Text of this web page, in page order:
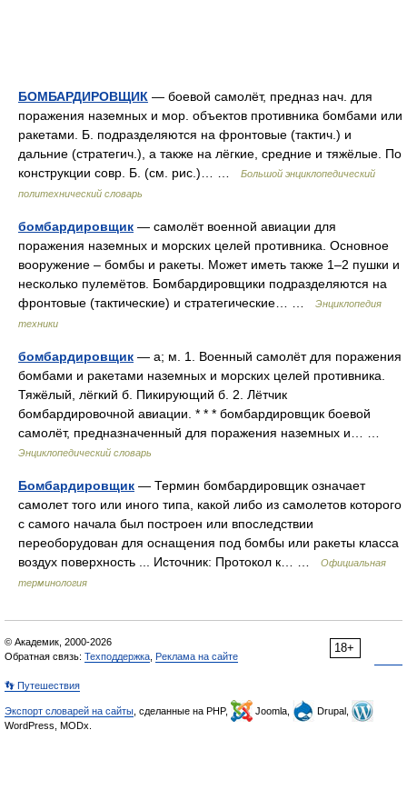
БОМБАРДИРОВЩИК — боевой самолёт, предназ нач. для
поражения наземных и мор. объектов противника бомбами или
ракетами. Б. подразделяются на фронтовые (тактич.) и
дальние (стратегич.), а также на лёгкие, средние и тяжёлые. По
конструкции совр. Б. (см. рис.)… …
Большой энциклопедический
политехнический словарь
бомбардировщик — самолёт военной авиации для
поражения наземных и морских целей противника. Основное
вооружение – бомбы и ракеты. Может иметь также 1–2 пушки и
несколько пулемётов. Бомбардировщики подразделяются на
фронтовые (тактические) и стратегические… …
Энциклопедия
техники
бомбардировщик — а; м. 1. Военный самолёт для поражения
бомбами и ракетами наземных и морских целей противника.
Тяжёлый, лёгкий б. Пикирующий б. 2. Лётчик
бомбардировочной авиации. * * * бомбардировщик боевой
самолёт, предназначенный для поражения наземных и… …
Энциклопедический словарь
Бомбардировщик — Термин бомбардировщик означает
самолет того или иного типа, какой либо из самолетов которого
с самого начала был построен или впоследствии
переоборудован для оснащения под бомбы или ракеты класса
воздух поверхность ... Источник: Протокол к… …
Официальная
терминология
18+
© Академик, 2000-2026
Обратная связь: Техподдержка Реклама на сайте
👣 Путешествия
Экспорт словарей на сайты , сделанные на PHP, Joomla,
Drupal,
WordPress, MODx.